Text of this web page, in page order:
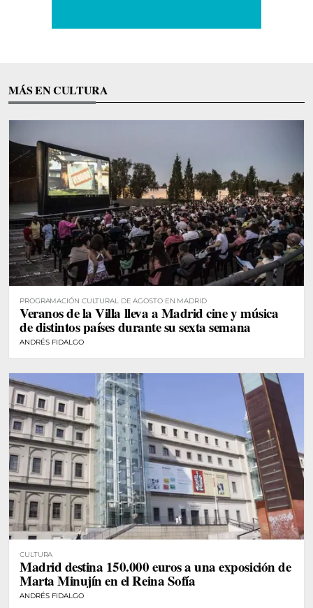
MÁS EN CULTURA
PROGRAMACIÓN CULTURAL DE AGOSTO EN MADRID
Veranos de la Villa lleva a Madrid cine y música
de distintos países durante su sexta semana
ANDRÉS FIDALGO
CULTURA
Madrid destina 150.000 euros a una exposición de
Marta Minujín en el Reina Sofía
ANDRÉS FIDALGO